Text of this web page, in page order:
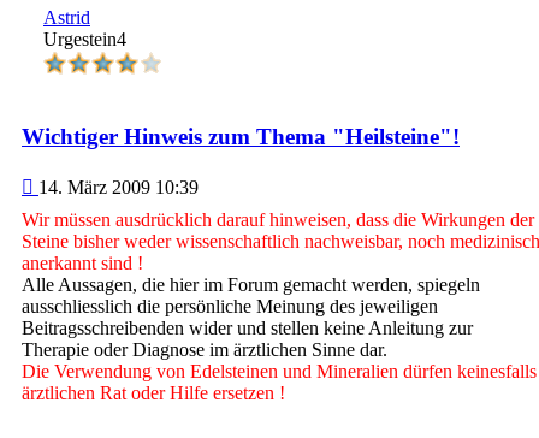
Astrid
Urgestein4
Wichtiger Hinweis zum Thema "Heilsteine"!
Beitrag
14. März 2009 10:39
Wir müssen ausdrücklich darauf hinweisen, dass die Wirkungen der
Steine bisher weder wissenschaftlich nachweisbar, noch medizinisch
anerkannt sind !
Alle Aussagen, die hier im Forum gemacht werden, spiegeln
ausschliesslich die persönliche Meinung des jeweiligen
Beitragsschreibenden wider und stellen keine Anleitung zur
Therapie oder Diagnose im ärztlichen Sinne dar.
Die Verwendung von Edelsteinen und Mineralien dürfen keinesfalls
ärztlichen Rat oder Hilfe ersetzen !